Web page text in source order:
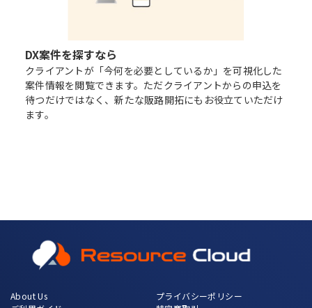
DX案件を探すなら
クライアントが「今何を必要としているか」を可視化した
案件情報を閲覧できます。ただクライアントからの申込を
待つだけではなく、新たな販路開拓にもお役立ていただけ
ます。
About Us
プライバシーポリシー